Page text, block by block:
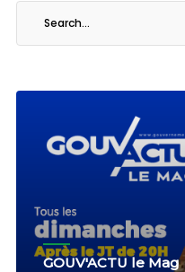
GOUV'ACTU le Mag